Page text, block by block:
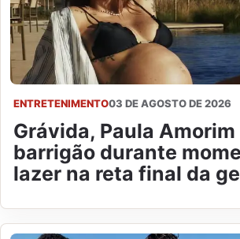
ENTRETENIMENTO03 DE AGOSTO DE 2026
Grávida, Paula
barrigão durante
lazer na reta final da